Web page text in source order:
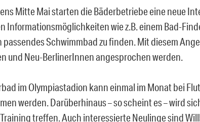
Mitte Mai starten die Bäderbetriebe eine neue
Informationsmöglichkeiten wie z.B. einem Bad-
Schwimmbad zu finden. Mit diesem
und Neu-BerlinerInnen angesprochen werden.
im Olympiastadion kann einmal im Monat bei
werden. Darüberhinaus – so scheint es – wird
treffen. Auch interessierte Neulinge sind